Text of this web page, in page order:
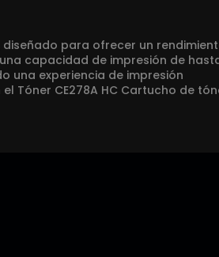
para ofrecer un
una capacidad de impresión de
una experiencia de impresión
Tóner CE278A HC Cartucho de